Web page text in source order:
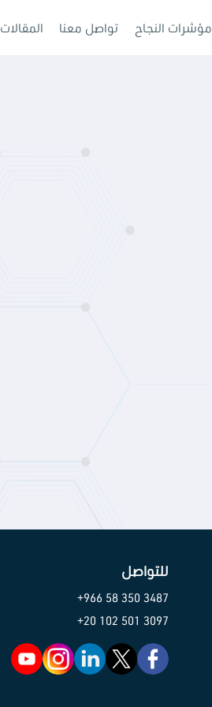
مؤشرات النجاح تواصل معنا المقالات
للتواصل
3487 350 58 966+
3097 501 102 20+